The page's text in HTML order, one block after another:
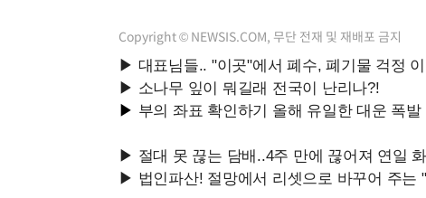
Copyright © NEWSIS.COM, 무단 전재 및 재배포 금지